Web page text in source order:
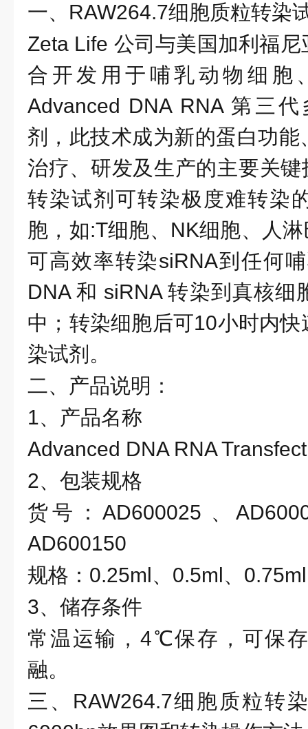
一、 RAW264.7细胞质粒转染
Zeta Life 公司与美国加利福
合开发用于哺乳动物细胞
Advanced DNA RNA 第三
剂，此技术成为新的蛋白功
治疗、研发及生产的主要关
转染试剂可转染极度难转染
胞，如:T细胞、NK细胞、人
可高效率转染siRNA到任何
DNA 和 siRNA 转染到真核细
中；转染细胞后可10小时内
染试剂。
二、产品说明：
1、产品名称
Advanced DNA RNA
2、包装规格
货号： AD600025 、
AD600150
规格： 0.25ml、0.5ml、
3、储存条件
常温运输， 4℃保存，可保
融。
三、 RAW264.7细胞质粒转